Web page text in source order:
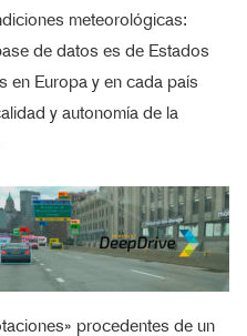
meteorológicas:
de datos es de Estados
en Europa y en cada país
y autonomía de la
procedentes de un